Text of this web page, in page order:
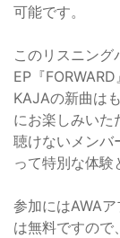
可能です。
このリスニン
EP『
KAJAの新曲は
にお楽しみいた
聴けないメンバ
って特別な体験
参加にはAWA
は無料ですので